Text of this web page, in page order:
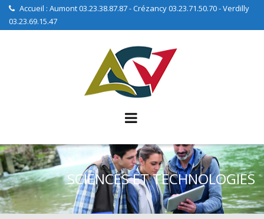
Accueil : Aumont 03.23.38.87.87 - Crézancy 03.23.71.50.70 - Verdilly
03.23.69.15.47
SCIENCES ET TECHNOLOGIES